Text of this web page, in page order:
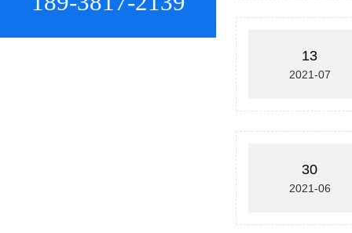
13
2021-07
30
2021-06